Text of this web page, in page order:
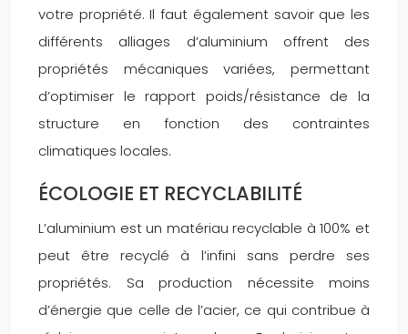
votre propriété. Il faut également savoir que les
différents alliages d’aluminium offrent des
propriétés mécaniques variées, permettant
d’optimiser le rapport poids/résistance de la
structure en fonction des contraintes
climatiques locales.
ÉCOLOGIE ET RECYCLABILITÉ
L’aluminium est un matériau recyclable à 100% et
peut être recyclé à l’infini sans perdre ses
propriétés. Sa production nécessite moins
d’énergie que celle de l’acier, ce qui contribue à